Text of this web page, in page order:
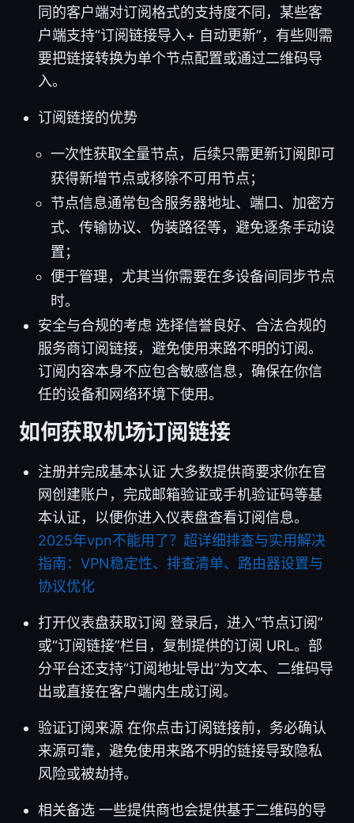
同的客户端对订阅格式的支持度不同，某些客
户端支持“订阅链接导入+ 自动更新”，有些则需
要把链接转换为单个节点配置或通过二维码导
入。
订阅链接的优势
一次性获取全量节点，后续只需更新订阅即可
获得新增节点或移除不可用节点；
节点信息通常包含服务器地址、端口、加密方
式、传输协议、伪装路径等，避免逐条手动设
置；
便于管理，尤其当你需要在多设备间同步节点
时。
安全与合规的考虑 选择信誉良好、合法合规的
服务商订阅链接，避免使用来路不明的订阅。
订阅内容本身不应包含敏感信息，确保在你信
任的设备和网络环境下使用。
如何获取机场订阅链接
注册并完成基本认证 大多数提供商要求你在官
网创建账户，完成邮箱验证或手机验证码等基
本认证，以便你进入仪表盘查看订阅信息。
2025年vpn不能用了？超详细排查与实用解决
指南：VPN稳定性、排查清单、路由器设置与
协议优化
打开仪表盘获取订阅 登录后，进入“节点订阅”
或“订阅链接”栏目，复制提供的订阅 URL。部
分平台还支持“订阅地址导出”为文本、二维码导
出或直接在客户端内生成订阅。
验证订阅来源 在你点击订阅链接前，务必确认
来源可靠，避免使用来路不明的链接导致隐私
风险或被劫持。
相关备选 一些提供商也会提供基于二维码的导